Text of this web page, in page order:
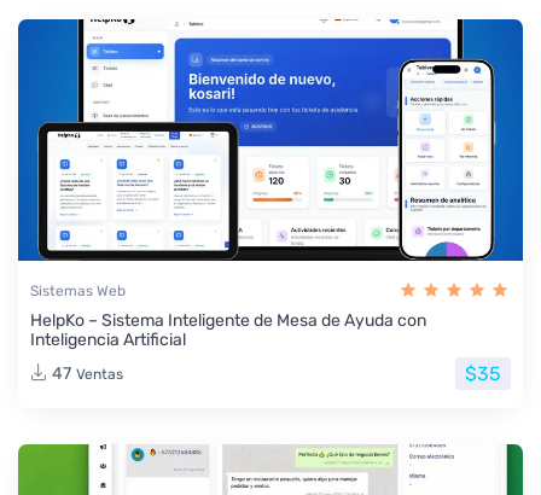
Sistemas Web
HelpKo – Sistema Inteligente de Mesa de Ayuda con
Inteligencia Artificial
47 Ventas $35